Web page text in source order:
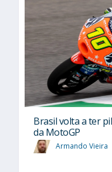
Brasil volta a ter
da MotoGP
Armando Vieira